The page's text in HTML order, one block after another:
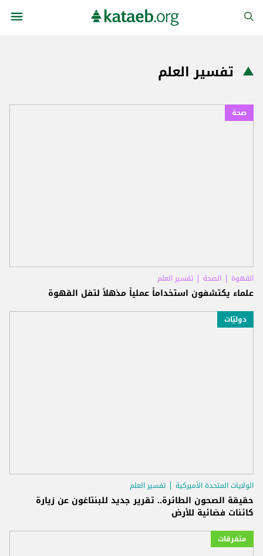
تفسير العلم
صحة
القهوة الصحة تفسير العلم
علماء يكتشفون استخداماً عملياً مذهلاً لتفل القهوة
دوليّات
الولايات المتحدة الأميركية تفسير العلم
حقيقة الصحون الطائرة.. تقرير جديد للبنتاغون عن زيارة
كائنات فضائية للأرض
متفرقات